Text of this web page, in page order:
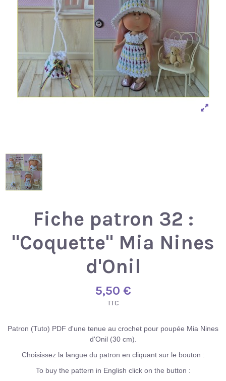
Fiche patron 32 :
"Coquette" Mia Nines
d'Onil
5,50 €
TTC
Patron (Tuto) PDF d'une tenue au crochet pour poupée Mia Nines
d'Onil (30 cm).
Choisissez la langue du patron en cliquant sur le bouton :
To buy the pattern in English click on the button :